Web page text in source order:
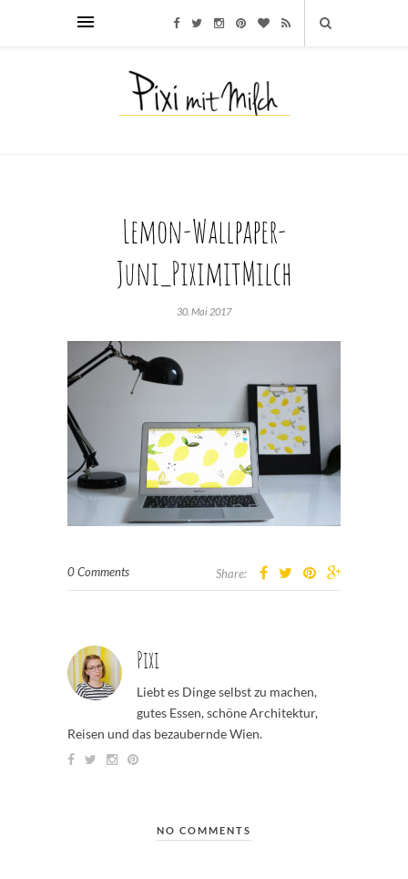
Lemon-Wallpaper-
Juni_PiximitMilch
30. Mai 2017
0 Comments Share:
Pixi
Liebt es Dinge selbst zu machen,
gutes Essen, schöne Architektur,
Reisen und das bezaubernde Wien.
NO COMMENTS